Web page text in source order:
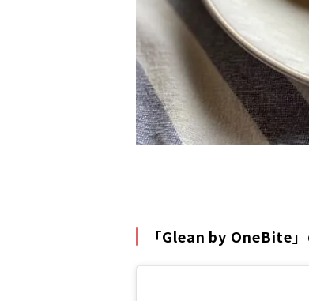
「Glean by OneBite